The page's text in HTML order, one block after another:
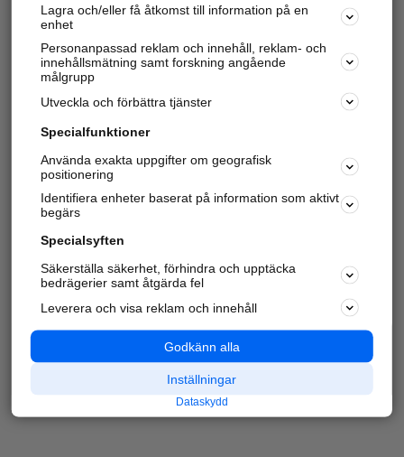
Lagra och/eller få åtkomst till information på en
enhet
Personanpassad reklam och innehåll, reklam- och
innehållsmätning samt forskning angående
målgrupp
Utveckla och förbättra tjänster
Specialfunktioner
Använda exakta uppgifter om geografisk
positionering
Identifiera enheter baserat på information som aktivt
begärs
Specialsyften
Säkerställa säkerhet, förhindra och upptäcka
bedrägerier samt åtgärda fel
Leverera och visa reklam och innehåll
Godkänn alla
Inställningar
Dataskydd